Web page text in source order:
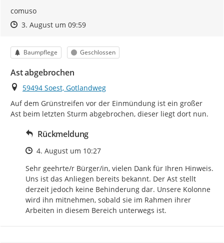
comuso
Zeitpunkt des Erstellens
Zeitpunkt des Erstellens
3. August um 09:59Zur Äußerung
Kategorie
Baumpflege Status
Geschlossen
Ast abgebrochen
Ort
59494 Soest, Gotlandweg
Auf dem Grünstreifen vor der Einmündung ist ein großer
Ast beim letzten Sturm abgebrochen, dieser liegt dort nun.
Rückmeldung
Zeitpunkt des Erstellens
4. August um 10:27
Sehr geehrte/r Bürger/in, vielen Dank für Ihren Hinweis.
Uns ist das Anliegen bereits bekannt. Der Ast stellt
derzeit jedoch keine Behinderung dar. Unsere Kolonne
wird ihn mitnehmen, sobald sie im Rahmen ihrer
Arbeiten in diesem Bereich unterwegs ist.